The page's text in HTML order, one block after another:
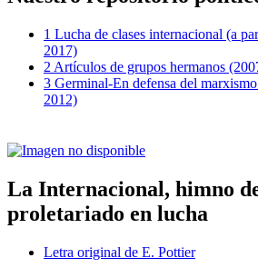
1 Lucha de clases internacional (a
2017)
2 Artículos de grupos hermanos
3 Germinal-En defensa del
2012)
La Internacional, himno
proletariado en lucha
Letra original de E. Pottier